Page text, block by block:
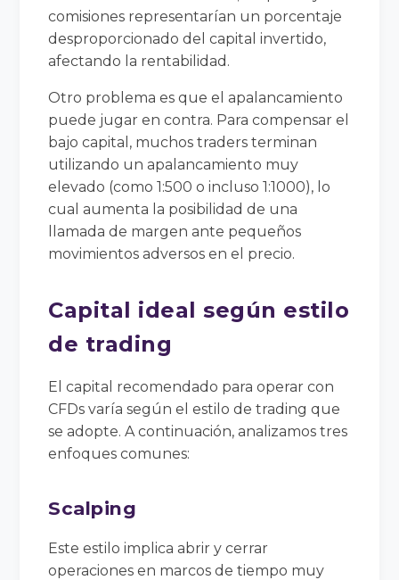
comisiones representarían un porcentaje
desproporcionado del capital invertido,
afectando la rentabilidad.
Otro problema es que el apalancamiento
puede jugar en contra. Para compensar el
bajo capital, muchos traders terminan
utilizando un apalancamiento muy
elevado (como 1:500 o incluso 1:1000), lo
cual aumenta la posibilidad de una
llamada de margen ante pequeños
movimientos adversos en el precio.
Capital ideal según estilo
de trading
El capital recomendado para operar con
CFDs varía según el estilo de trading que
se adopte. A continuación, analizamos tres
enfoques comunes:
Scalping
Este estilo implica abrir y cerrar
operaciones en marcos de tiempo muy